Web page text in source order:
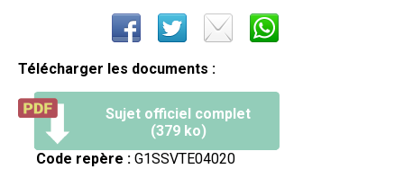
Télécharger les documents :
Sujet officiel complet
(379 ko)
Code repère : G1SSVTE04020